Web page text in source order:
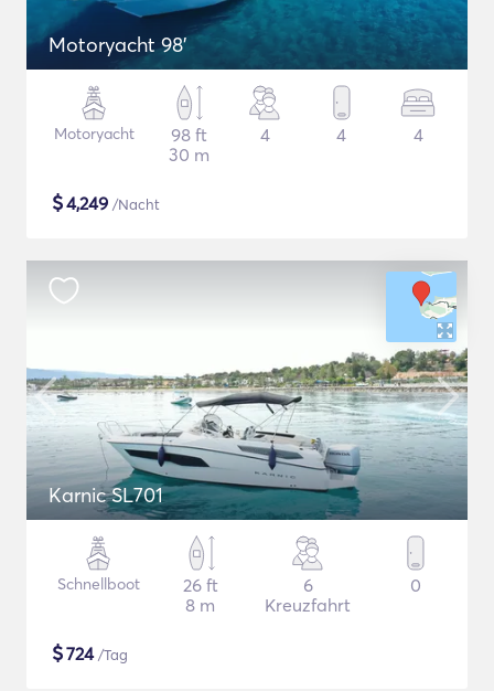
Motoryacht 98'
Motoryacht
98 ft
30 m
4 4 4
$4,249 /Nacht
Karnic SL701
Schnellboot
26 ft
8 m
6
Kreuzfahrt
0
$724/Tag